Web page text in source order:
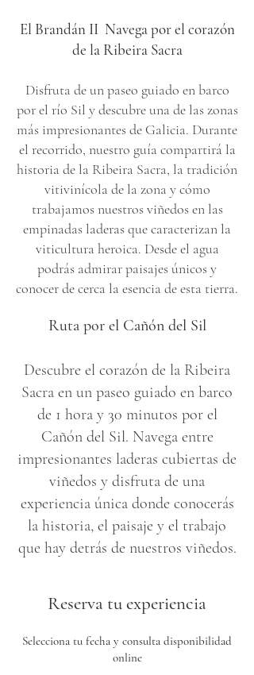
El Brandán II Navega por el corazón
de la Ribeira Sacra
Disfruta de un paseo guiado en barco
por el río Sil y descubre una de las zonas
más impresionantes de Galicia. Durante
el recorrido, nuestro guía compartirá la
historia de la Ribeira Sacra, la tradición
vitivinícola de la zona y cómo
trabajamos nuestros viñedos en las
empinadas laderas que caracterizan la
viticultura heroica. Desde el agua
podrás admirar paisajes únicos y
conocer de cerca la esencia de esta tierra.
Ruta por el Cañón del Sil
Descubre el corazón de la Ribeira
Sacra en un paseo guiado en barco
de 1 hora y 30 minutos por el
Cañón del Sil. Navega entre
impresionantes laderas cubiertas de
viñedos y disfruta de una
experiencia única donde conocerás
la historia, el paisaje y el trabajo
que hay detrás de nuestros viñedos.
Reserva tu experiencia
Selecciona tu fecha y consulta disponibilidad
online